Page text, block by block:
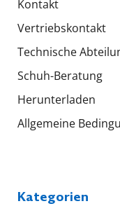
Kontakt
Vertriebskontakt
Technische
Schuh-Beratung
Herunterladen
Allgemeine
Kategorien